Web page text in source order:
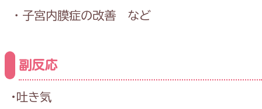
・子宮内膜症の改善 など
副反応
·吐き気